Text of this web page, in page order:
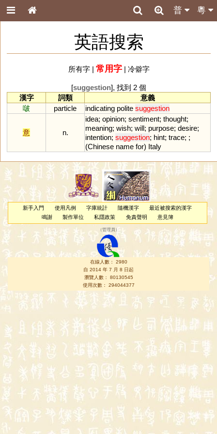
粵
普
英語搜索
所有字| 常用字| 冷僻字
[suggestion], 找到 2 個
漢字
詞類
意義
啵
particle indicating polite suggestion
意 n.
idea; opinion; sentiment; thought;
meaning; wish; will; purpose; desire;
intention; suggestion; hint; trace; ;
(Chinese name for) Italy
新手入門 使用凡例 字庫統計 隨機漢字
最近被搜索的漢字
鳴謝
製作單位 私隱政策 免責聲明 意見簿
（管理員 ）
在線人數： 2980
自 2014 年 7 月 8 日起
瀏覽人數： 80130545
使用次數： 294044377